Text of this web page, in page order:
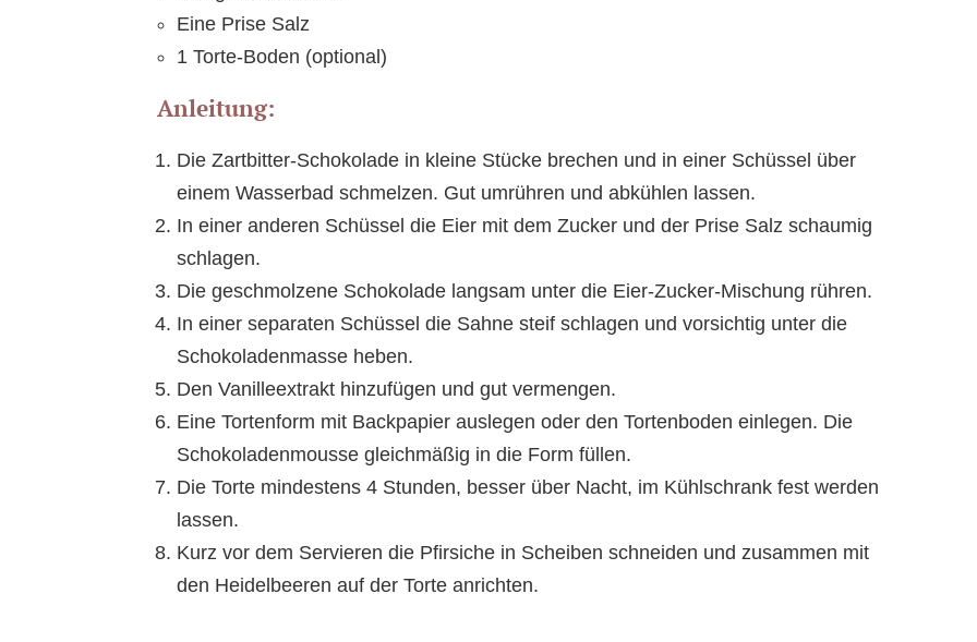
Eine Prise Salz
1 Torte-Boden (optional)
Anleitung:
Die Zartbitter-Schokolade in kleine Stücke brechen und in einer Schüssel über
einem Wasserbad schmelzen. Gut umrühren und abkühlen lassen.
In einer anderen Schüssel die Eier mit dem Zucker und der Prise Salz schaumig
schlagen.
Die geschmolzene Schokolade langsam unter die Eier-Zucker-Mischung rühren.
In einer separaten Schüssel die Sahne steif schlagen und vorsichtig unter die
Schokoladenmasse heben.
Den Vanilleextrakt hinzufügen und gut vermengen.
Eine Tortenform mit Backpapier auslegen oder den Tortenboden einlegen. Die
Schokoladenmousse gleichmäßig in die Form füllen.
Die Torte mindestens 4 Stunden, besser über Nacht, im Kühlschrank fest werden
lassen.
Kurz vor dem Servieren die Pfirsiche in Scheiben schneiden und zusammen mit
den Heidelbeeren auf der Torte anrichten.